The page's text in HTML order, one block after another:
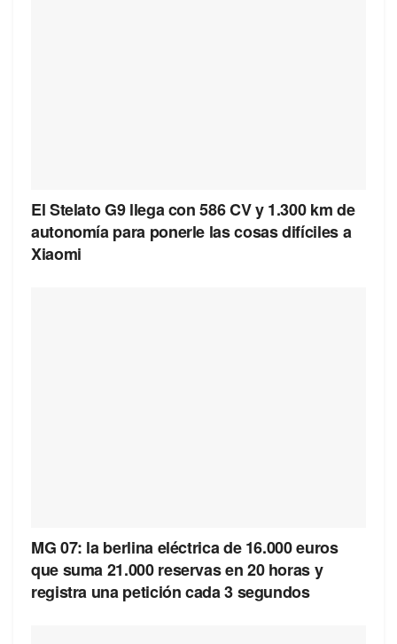
El Stelato G9 llega con 586 CV y 1.300 km de
autonomía para ponerle las cosas difíciles a
Xiaomi
MG 07: la berlina eléctrica de 16.000 euros
que suma 21.000 reservas en 20 horas y
registra una petición cada 3 segundos